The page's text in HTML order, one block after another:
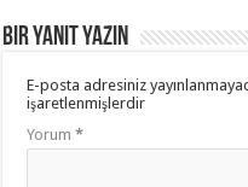
Bir yanıt yazın
E-posta adresiniz
işaretlenmişlerdir
Yorum*